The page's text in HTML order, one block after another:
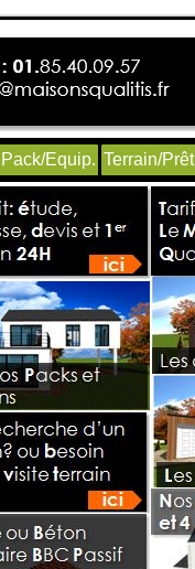
Pack/Equip. Terrain/Prêt